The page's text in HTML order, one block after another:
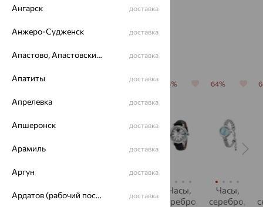
Похожие изделия
64%
Часы,
серебро,
Часы,
серебро,
64%
серебро,
64%
Часы,
серебро,
64%
Часы,
серебро,
Ангарск доставка
Анжеро-Судженск доставка
Апастово, Апастовский район доставка
Апатиты доставка
Апрелевка доставка
Апшеронск доставка
Арамиль доставка
Аргун доставка
Ардатов (рабочий поселок) доставка